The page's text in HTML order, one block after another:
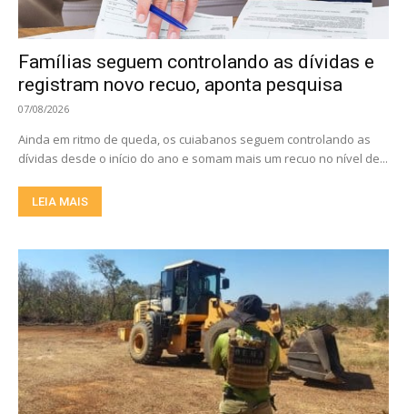
Famílias seguem controlando as dívidas e
registram novo recuo, aponta pesquisa
07/08/2026
Ainda em ritmo de queda, os cuiabanos seguem controlando as
dívidas desde o início do ano e somam mais um recuo no nível de...
LEIA MAIS